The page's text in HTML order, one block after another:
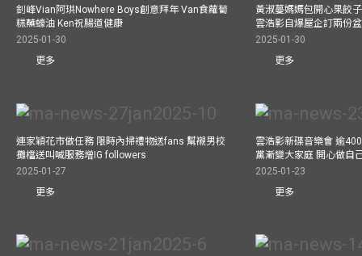
釗峰Vian阿珙Nowhere Boys創意拜年 Van食蘿蔔
糕蘸蠔油 Ken祝腸道健康
2025-01-30
更多
黃淑蔓媽媽包開心果餃
雲浩影自爆屋企訂兩份
2025-01-30
更多
連家穎花市做任務 限時內掃禮物送fans 幫襯男校
攤檔送叫喊服務增IG followers
2025-01-27
更多
雲浩影新碟音樂會 逾
黨漸變大家庭 開心做自
2025-01-23
更多